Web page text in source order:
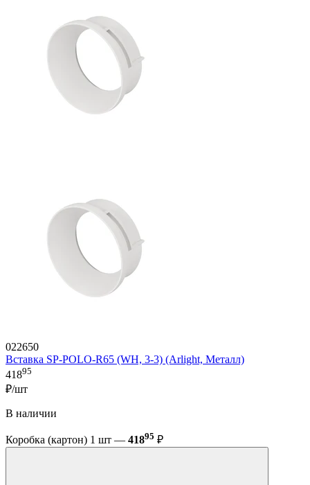
022650
Вставка SP-POLO-R65 (WH, 3-3) (Arlight, Металл)
41895
₽/шт
В наличии
Коробка (картон) 1 шт — 41895 ₽